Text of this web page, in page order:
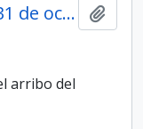
Telegrama de Roque Sáenz Peña a Norberto Quirno Costa el 31 de octubre de 1888.
arribo del